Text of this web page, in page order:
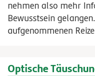
nehmen also mehr
Bewusstsein
aufgenommenen
Optische